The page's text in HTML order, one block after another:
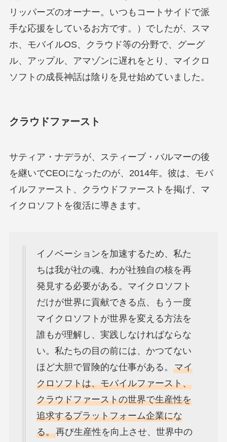
リッパーズのオーナー。いつもコートサイドで派
手な応援をしているお方です。）でしたが、スマ
ホ、モバイルOS、クラウド等の分野で、グーグ
ル、アップル、アマゾンに遅れをとり、マイクロ
ソフトの成長神話は陰りを見せ始めていました。
クラウドファースト
サティア・ナデラが、スティーブ・バルマーの後
を継いでCEOになったのが、2014年。彼は、モバ
イルファースト、クラウドファーストを掲げ、マ
イクロソフトを復活に導きます。
イノベーションを加速するため、私た
ちは我が社の魂、わが社独自の核を再
発見する必要がある。マイクロソフト
だけが世界に貢献できる点、もう一度
マイクロソフトが世界を変える方法を
誰もが理解し、実践しなければならな
い。私たちの目の前には、かつてない
ほど大胆で冒険的な仕事がある。 マイ
クロソフトは、モバイルファースト、
クラウドファーストの世界で生産性を
追求するプラットフォーム企業にな
る。再び生産性を向上させ、世界中の